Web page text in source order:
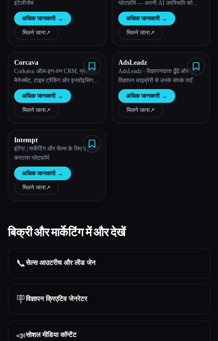
इंटेलीजेंस
अधिक जानकारी →
मिलने जाना↗︎
प्लेटफ़ॉर्म — अपनी AI उपस्थिति को
ट्रैक करें, प्रबंधित करें और बढ़ाएं
अधिक जानकारी →
मिलने जाना↗︎
Corcava
Corkava: ऑल-इन-वन CRM, प्रोजेक्ट
मैनेजमेंट, टाइम ट्रैकिंग और इनवॉइसिंग
($9/यूज़र से)
अधिक जानकारी →
मिलने जाना↗︎
AdsLeadz
AdsLeadz - विज्ञापनदाता ढूँढें और मेटा
विज्ञापन लाइब्रेरी से उनके संपर्क पाएँ
अधिक जानकारी →
मिलने जाना↗︎
Intempt
इंटेंप्ट | मार्केटिंग और सेल्स के लिए एजेंटिक
कस्टमर प्लेटफ़ॉर्म
अधिक जानकारी →
मिलने जाना↗︎
बिक्री और मार्केटिंग में और देखें
📞सेल्स आउटरीच और लीड जेन
🪧 विज्ञापन क्रिएटिव जेनरेटर
📣सोशल मीडिया कॉन्टेंट